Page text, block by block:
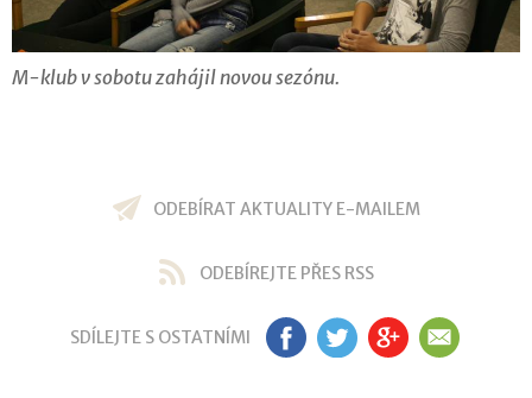
M-klub v sobotu zahájil novou sezónu.
ODEBÍRAT AKTUALITY E-MAILEM
ODEBÍREJTE PŘES RSS
SDÍLEJTE S OSTATNÍMI FB TW GP EM